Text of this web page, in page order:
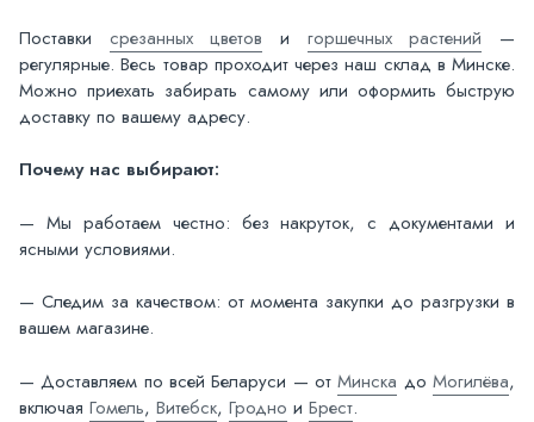
Поставки срезанных цветов и горшечных растений —
регулярные. Весь товар проходит через наш склад в Минске.
Можно приехать забирать самому или оформить быструю
доставку по вашему адресу.
Почему нас выбирают:
— Мы работаем честно: без накруток, с документами и
ясными условиями.
— Следим за качеством: от момента закупки до разгрузки в
вашем магазине.
— Доставляем по всей Беларуси — отМинска доМогилёва,
включая Гомель, Витебск, Гродно и Брест.